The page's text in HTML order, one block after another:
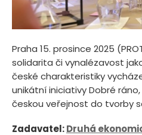
Praha 15. prosince 2025
solidarita či vynalézavost
české charakteristiky
unikátní iniciativy Dobré
českou veřejnost do tvorby
Zadavatel:Druhá